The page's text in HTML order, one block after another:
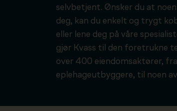
selvbetjent. Ønsker du at
deg, kan du enkelt og trygt
eller lene deg på våre
gjør Kvass til den foretrukne
over 400 eiendomsaktører,
eplehageutbyggere, til noen